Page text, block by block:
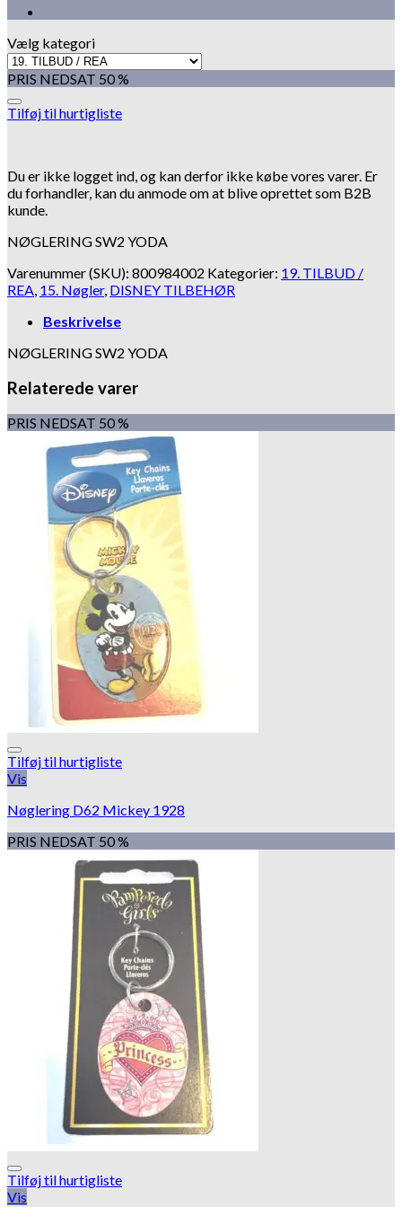
Vælg kategori
PRIS NEDSAT 50 %
Tilføj til hurtigliste
Du er ikke logget ind, og kan derfor ikke købe vores varer. Er
du forhandler, kan du anmode om at blive oprettet som B2B
kunde.
NØGLERING SW2 YODA
Varenummer (SKU): 800984002 Kategorier: 19. TILBUD /
REA, 15. Nøgler, DISNEY TILBEHØR
Beskrivelse
NØGLERING SW2 YODA
Relaterede varer
PRIS NEDSAT 50 %
Tilføj til hurtigliste
Vis
Nøglering D62 Mickey 1928
PRIS NEDSAT 50 %
Tilføj til hurtigliste
Vis